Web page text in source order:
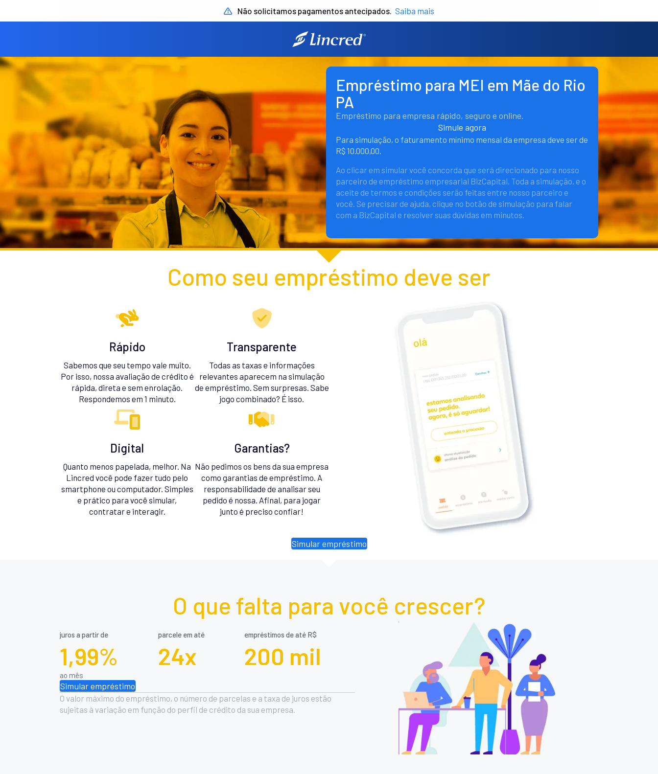
Não solicitamos pagamentos antecipados. Saiba mais
Empréstimo para MEI em Mãe do Rio
PA
Empréstimo para empresa rápido, seguro e online.
Simule agora
Para simulação, o faturamento mínimo mensal da empresa deve ser de
R$ 10.000,00.
Ao clicar em simular você concorda que será direcionado para nosso
parceiro de empréstimo empresarial BizCapital. Toda a simulação, e o
aceite de termos e condições serão feitas entre nosso parceiro e
você. Se precisar de ajuda, clique no botão de simulação para falar
com a BizCapital e resolver suas dúvidas em minutos.
Como seu empréstimo deve ser
Rápido
Sabemos que seu tempo vale muito.
Por isso, nossa avaliação de crédito é
rápida, direta e sem enrolação.
Respondemos em 1 minuto.
Transparente
Todas as taxas e informações
relevantes aparecem na simulação
de empréstimo. Sem surpresas. Sabe
jogo combinado? É isso.
Digital
Quanto menos papelada, melhor. Na
Lincred você pode fazer tudo pelo
smartphone ou computador. Simples
e prático para você simular,
contratar e interagir.
Garantias?
Não pedimos os bens da sua empresa
como garantias de empréstimo. A
responsabilidade de analisar seu
pedido é nossa. Afinal, para jogar
junto é preciso confiar!
Simular empréstimo
O que falta para você crescer?
juros a partir de
1,99%
ao mês
parcele em até
24x
empréstimos de até R$
200 mil
Simular empréstimo
O valor máximo do empréstimo, o número de parcelas e a taxa de juros estão
sujeitas à variação em função do perfil de crédito da sua empresa.